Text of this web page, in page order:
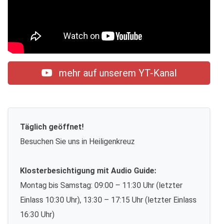
mehr auf unserem YT-Kanal
Täglich geöffnet!
Besuchen Sie uns in Heiligenkreuz
Klosterbesichtigung mit Audio Guide:
Montag bis Samstag: 09:00 – 11:30 Uhr (letzter
Einlass 10:30 Uhr), 13:30 – 17:15 Uhr (letzter Einlass
16:30 Uhr)